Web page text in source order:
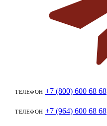
ТЕЛЕФОН +7 (800) 600 68 68
ТЕЛЕФОН +7 (964) 600 68 68